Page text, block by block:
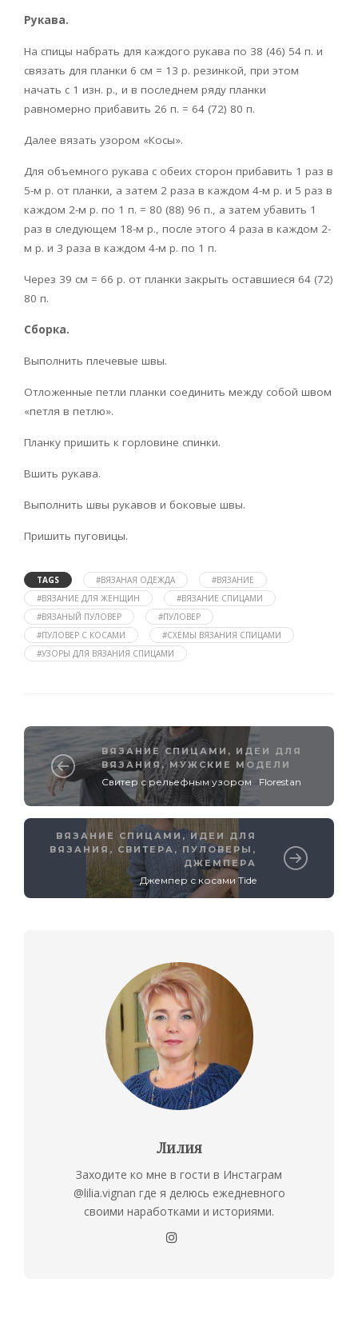
Рукава.
На спицы набрать для каждого рукава по 38 (46) 54 п. и
связать для планки 6 см = 13 р. резинкой, при этом
начать с 1 изн. р., и в последнем ряду планки
равномерно прибавить 26 п. = 64 (72) 80 п.
Далее вязать узором «Косы».
Для объемного рукава с обеих сторон прибавить 1 раз в
5-м р. от планки, а затем 2 раза в каждом 4-м р. и 5 раз в
каждом 2-м р. по 1 п. = 80 (88) 96 п., а затем убавить 1
раз в следующем 18-м р., после этого 4 раза в каждом 2-
м р. и 3 раза в каждом 4-м р. по 1 п.
Через 39 см = 66 р. от планки закрыть оставшиеся 64 (72)
80 п.
Сборка.
Выполнить плечевые швы.
Отложенные петли планки соединить между собой швом
«петля в петлю».
Планку пришить к горловине спинки.
Вшить рукава.
Выполнить швы рукавов и боковые швы.
Пришить пуговицы.
TAGS #ВЯЗАНАЯ ОДЕЖДА
#ВЯЗАНИЕ
#ВЯЗАНИЕ ДЛЯ ЖЕНЩИН
#ВЯЗАНИЕ СПИЦАМИ
#ВЯЗАНЫЙ ПУЛОВЕР
#ПУЛОВЕР
#ПУЛОВЕР С КОСАМИ
#СХЕМЫ ВЯЗАНИЯ СПИЦАМИ
#УЗОРЫ ДЛЯ ВЯЗАНИЯ СПИЦАМИ
ВЯЗАНИЕ СПИЦАМИ , ИДЕИ ДЛЯ
ВЯЗАНИЯ,МУЖСКИЕ МОДЕЛИ
Свитер с рельефным узором Florestan
ВЯЗАНИЕ СПИЦАМИ , ИДЕИ ДЛЯ
ВЯЗАНИЯ , СВИТЕРА, ПУЛОВЕРЫ,
ДЖЕМПЕРА
Джемпер с косами Tide
Лилия
Заходите ко мне в гости в Инстаграм
@lilia.vignan где я делюсь ежедневного
своими наработками и историями.